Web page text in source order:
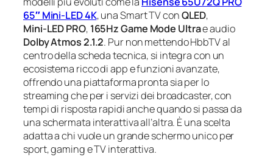
65″ Mini‑LED 4K, una Smart TV conQLED,
Mini‑LED PRO, 165Hz Game Mode Ultrae audio
Dolby Atmos 2.1.2. Pur non mettendo HbbTV al
centro della scheda tecnica, si integra con un
ecosistema ricco di app e funzioni avanzate,
offrendo una piattaforma pronta sia per lo
streaming che per i servizi dei broadcaster, con
tempi di risposta rapidi anche quando si passa da
una schermata interattiva all’altra. È una scelta
adatta a chi vuole un grande schermo unico per
sport, gaming e TV interattiva.